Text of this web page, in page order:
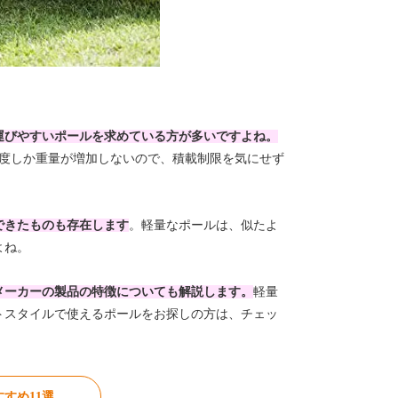
やすいポールを求めている方が多いですよね。
しか重量が増加しないので、積載制限を気にせず
きたものも存在します。軽量なポールは、似たよ
。
カーの製品の特徴についても解説します。 軽量
タイルで使えるポールをお探しの方は、チェッ